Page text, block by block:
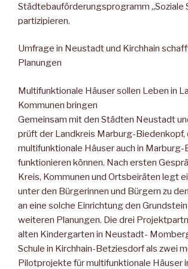
Städtebauförderungsprogramm „Soziale
partizipieren.
Umfrage in Neustadt und Kirchhain
Planungen
Multifunktionale Häuser sollen Leben in
Kommunen bringen
Gemeinsam mit den Städten Neustadt
prüft der Landkreis Marburg-Biedenkopf,
multifunktionale Häuser auch in
funktionieren können. Nach ersten
Kreis, Kommunen und Ortsbeiräten legt
unter den Bürgerinnen und Bürgern zu
an eine solche Einrichtung den
weiteren Planungen. Die drei
alten Kindergarten in Neustadt-
Schule in Kirchhain-Betziesdorf als zwei
Pilotprojekte für multifunktionale Häuser